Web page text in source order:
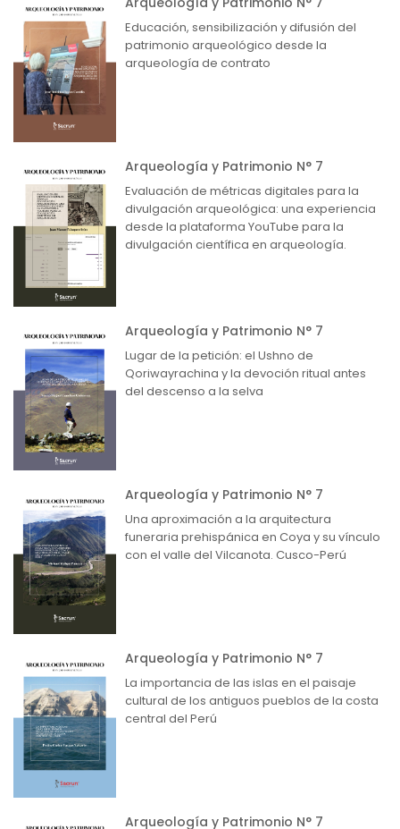
Educación, sensibilización y difusión del
patrimonio arqueológico desde la
arqueología de contrato
Arqueología y Patrimonio N° 7
Evaluación de métricas digitales para la
divulgación arqueológica: una experiencia
desde la plataforma YouTube para la
divulgación científica en arqueología.
Arqueología y Patrimonio N° 7
Lugar de la petición: el Ushno de
Qoriwayrachina y la devoción ritual antes
del descenso a la selva
Arqueología y Patrimonio N° 7
Una aproximación a la arquitectura
funeraria prehispánica en Coya y su vínculo
con el valle del Vilcanota. Cusco-Perú
Arqueología y Patrimonio N° 7
La importancia de las islas en el paisaje
cultural de los antiguos pueblos de la costa
central del Perú
Arqueología y Patrimonio N° 7